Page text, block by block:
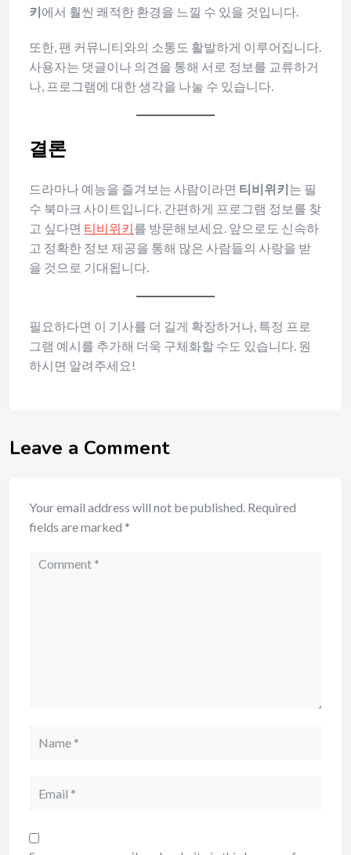
키에서 훨씬 쾌적한 환경을 느낄 수 있을 것입니다.
또한, 팬 커뮤니티와의 소통도 활발하게 이루어집니다.
사용자는 댓글이나 의견을 통해 서로 정보를 교류하거
나, 프로그램에 대한 생각을 나눌 수 있습니다.
결론
드라마나 예능을 즐겨보는 사람이라면 티비위키는 필
수 북마크 사이트입니다. 간편하게 프로그램 정보를 찾
고 싶다면 티비위키를 방문해보세요. 앞으로도 신속하
고 정확한 정보 제공을 통해 많은 사람들의 사랑을 받
을 것으로 기대됩니다.
필요하다면 이 기사를 더 길게 확장하거나, 특정 프로
그램 예시를 추가해 더욱 구체화할 수도 있습니다. 원
하시면 알려주세요!
Leave a Comment
Your email address will not be published. Required
fields are marked *
Comment